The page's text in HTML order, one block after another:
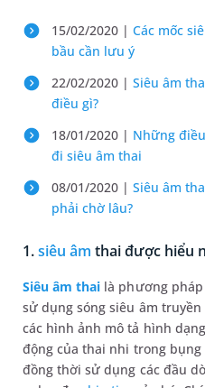
15/02/2020 | Các mốc
bầu cần lưu ý
22/02/2020 | Siêu âm
điều gì?
18/01/2020 | Những
đi siêu âm thai
08/01/2020 | Siêu âm
phải chờ lâu?
1.siêu âm thai được hiểu
Siêu âm thai là phương
sử dụng sóng siêu âm
các hình ảnh mô tả hình
động của thai nhi trong bụng
đồng thời sử dụng các đầu